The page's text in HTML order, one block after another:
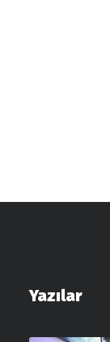
Yazılar